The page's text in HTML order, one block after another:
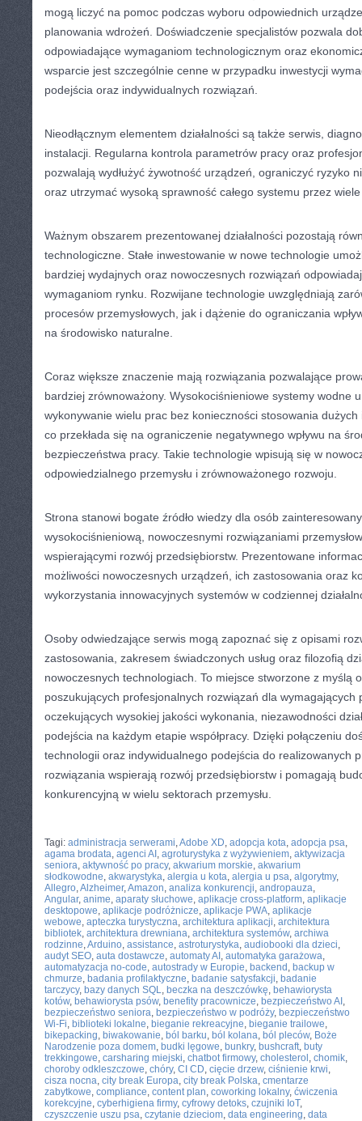
mogą liczyć na pomoc podczas wyboru odpowiednich
planowania wdrożeń. Doświadczenie specjalistów pozwala
odpowiadające wymaganiom technologicznym oraz
wsparcie jest szczególnie cenne w przypadku inwestycji
podejścia oraz indywidualnych rozwiązań.
Nieodłącznym elementem działalności są także serwis,
instalacji. Regularna kontrola parametrów pracy oraz
pozwalają wydłużyć żywotność urządzeń, ograniczyć ryzyko
oraz utrzymać wysoką sprawność całego systemu przez
Ważnym obszarem prezentowanej działalności pozostają
technologiczne. Stałe inwestowanie w nowe technologie
bardziej wydajnych oraz nowoczesnych rozwiązań
wymaganiom rynku. Rozwijane technologie uwzględniają
procesów przemysłowych, jak i dążenie do ograniczania
na środowisko naturalne.
Coraz większe znaczenie mają rozwiązania pozwalające
bardziej zrównoważony. Wysokociśnieniowe systemy wodne
wykonywanie wielu prac bez konieczności stosowania
co przekłada się na ograniczenie negatywnego wpływu na
bezpieczeństwa pracy. Takie technologie wpisują się w
odpowiedzialnego przemysłu i zrównoważonego rozwoju.
Strona stanowi bogate źródło wiedzy dla osób
wysokociśnieniową, nowoczesnymi rozwiązaniami
wspierającymi rozwój przedsiębiorstw. Prezentowane
możliwości nowoczesnych urządzeń, ich zastosowania oraz
wykorzystania innowacyjnych systemów w codziennej
Osoby odwiedzające serwis mogą zapoznać się z opisami
zastosowania, zakresem świadczonych usług oraz filozofią
nowoczesnych technologiach. To miejsce stworzone z myślą
poszukujących profesjonalnych rozwiązań dla wymagających
oczekujących wysokiej jakości wykonania, niezawodności
podejścia na każdym etapie współpracy. Dzięki połączeniu
technologii oraz indywidualnego podejścia do realizowanych
rozwiązania wspierają rozwój przedsiębiorstw i pomagają
konkurencyjną w wielu sektorach przemysłu.
Tagi: administracja serwerami,Adobe XD, adopcja kota, adopcja psa,
agama brodata, agenci AI , agroturystyka z wyżywieniem, aktywizacja
seniora, aktywność po pracy, akwarium morskie, akwarium
słodkowodne, akwarystyka, alergia u kota, alergia u psa, algorytmy,
Allegro,Alzheimer,Amazon, analiza konkurencji, andropauza,
Angular, anime, aparaty słuchowe, aplikacje cross-platform, aplikacje
desktopowe, aplikacje podróżnicze, aplikacje PWA, aplikacje
webowe, apteczka turystyczna, architektura aplikacji, architektura
bibliotek, architektura drewniana, architektura systemów, archiwa
rodzinne,Arduino, assistance, astroturystyka, audiobooki dla dzieci,
audyt SEO, auta dostawcze, automaty AI , automatyka garażowa,
automatyzacja no-code, autostrady w Europie, backend , backup w
chmurze, badania profilaktyczne, badanie satysfakcji, badanie
tarczycy, bazy danych SQL, beczka na deszczówkę, behawiorysta
kotów, behawiorysta psów, benefity pracownicze, bezpieczeństwo AI ,
bezpieczeństwo seniora, bezpieczeństwo w podróży, bezpieczeństwo
Wi-Fi, biblioteki lokalne, bieganie rekreacyjne, bieganie trailowe,
bikepacking, biwakowanie, ból barku, ból kolana, ból pleców, Boże
Narodzenie poza domem, budki lęgowe, bunkry, bushcraft, buty
trekkingowe, carsharing miejski, chatbot firmowy, cholesterol , chomik,
choroby odkleszczowe, chóry, CI CD, cięcie drzew, ciśnienie krwi,
cisza nocna, city break Europa, city break Polska, cmentarze
zabytkowe, compliance, content plan, coworking lokalny, ćwiczenia
korekcyjne, cyberhigiena firmy, cyfrowy detoks, czujniki IoT,
czyszczenie uszu psa, czytanie dzieciom, data engineering, data